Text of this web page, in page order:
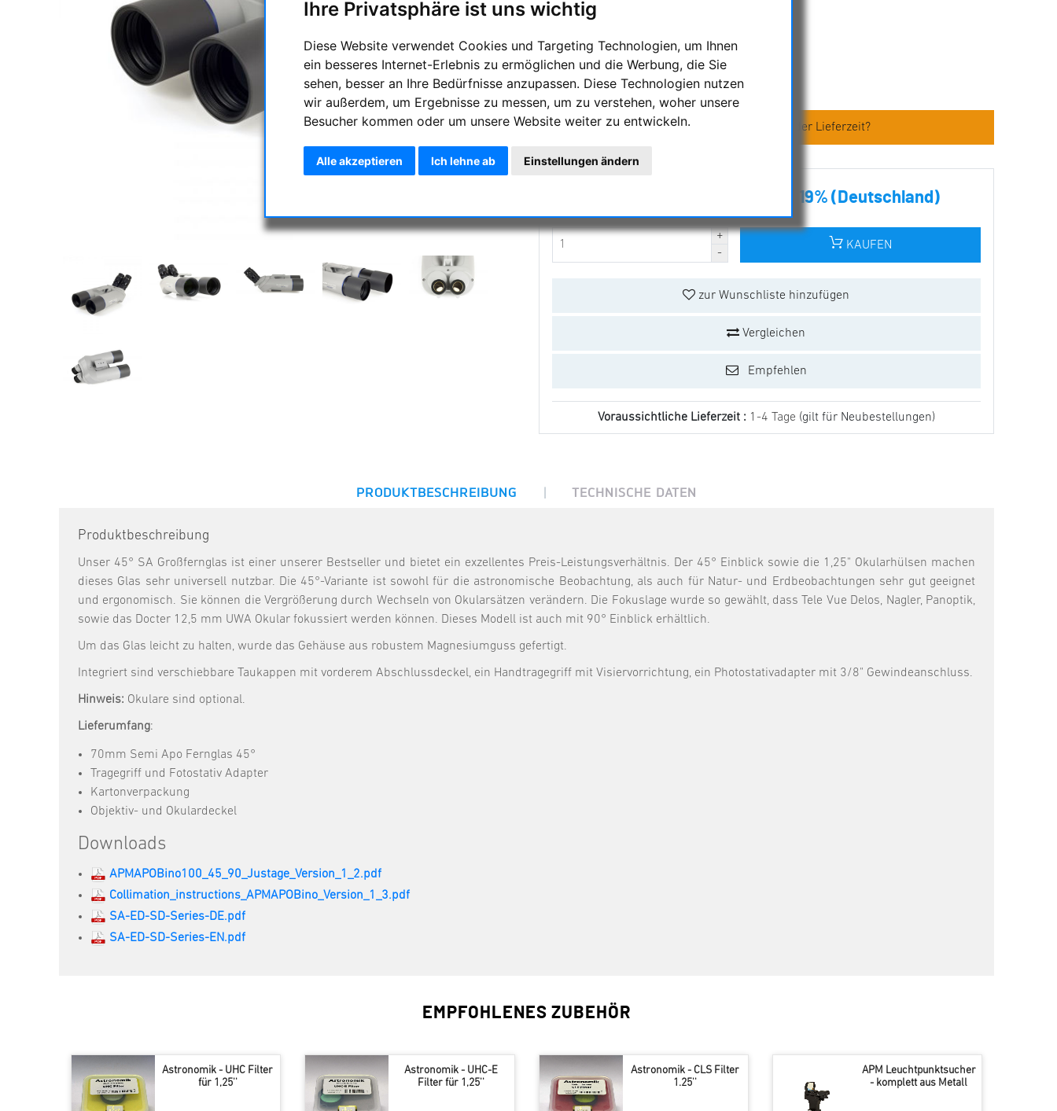
Ihre Privatsphäre ist uns wichtig
Diese Website verwendet Cookies und Targeting Technologien, um Ihnen
ein besseres Internet-Erlebnis zu ermöglichen und die Werbung, die Sie
sehen, besser an Ihre Bedürfnisse anzupassen. Diese Technologien nutzen
wir außerdem, um Ergebnisse zu messen, um zu verstehen, woher unsere
Besucher kommen oder um unsere Website weiter zu entwickeln.
Alle akzeptieren Ich lehne ab Einstellungen ändern
Ausziehbare Taukappen
Fotostativanschluß
Hersteller : APM Telescopes
Artikelnummer :APM-SA70-Bino45
Fragen zum Artikel oder Lieferzeit?
1199,00 € inkl. MwSt. 19% (Deutschland)
KAUFEN
zur Wunschliste hinzufügen
Vergleichen
Empfehlen
Voraussichtliche Lieferzeit : 1-4 Tage (gilt für Neubestellungen)
PRODUKTBESCHREIBUNG | TECHNISCHE DATEN
Produktbeschreibung
Unser 45° SA Großfernglas ist einer unserer Bestseller und bietet ein exzellentes Preis-Leistungsverhältnis. Der 45° Einblick sowie die 1,25" Okularhülsen machen
dieses Glas sehr universell nutzbar. Die 45°-Variante ist sowohl für die astronomische Beobachtung, als auch für Natur- und Erdbeobachtungen sehr gut geeignet
und ergonomisch. Sie können die Vergrößerung durch Wechseln von Okularsätzen verändern. Die Fokuslage wurde so gewählt, dass Tele Vue Delos, Nagler, Panoptik,
sowie das Docter 12,5 mm UWA Okular fokussiert werden können. Dieses Modell ist auch mit 90° Einblick erhältlich.
Um das Glas leicht zu halten, wurde das Gehäuse aus robustem Magnesiumguss gefertigt.
Integriert sind verschiebbare Taukappen mit vorderem Abschlussdeckel, ein Handtragegriff mit Visiervorrichtung, ein Photostativadapter mit 3/8" Gewindeanschluss.
Hinweis: Okulare sind optional.
Lieferumfang:
70mm Semi Apo Fernglas 45°
Tragegriff und Fotostativ Adapter
Kartonverpackung
Objektiv- und Okulardeckel
Downloads
APMAPOBino100_45_90_Justage_Version_1_2.pdf
Collimation_instructions_APMAPOBino_Version_1_3.pdf
SA-ED-SD-Series-DE.pdf
SA-ED-SD-Series-EN.pdf
EMPFOHLENES ZUBEHÖR
Astronomik - UHC Filter
für 1,25''
Astronomik - UHC-E
Filter für 1,25''
Astronomik - CLS Filter
1.25''
APM Leuchtpunktsucher
- komplett aus Metall